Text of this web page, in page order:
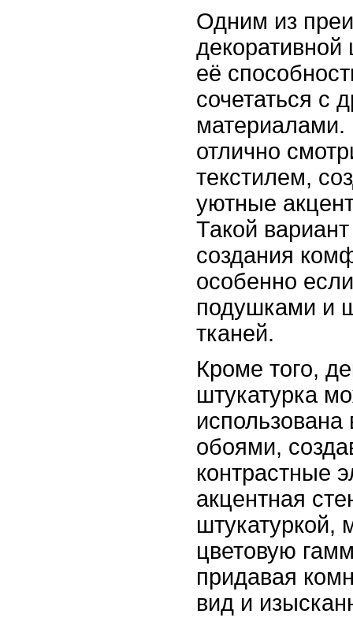
Одним из
декоративной
её
сочетаться с
отлично
текстилем,
уютные
Такой
создания
особенно
подушками и
тканей.
Кроме того,
штукатурка
использована
обоями,
контрастные
акцентная
штукатуркой,
цветовую
придавая
вид и